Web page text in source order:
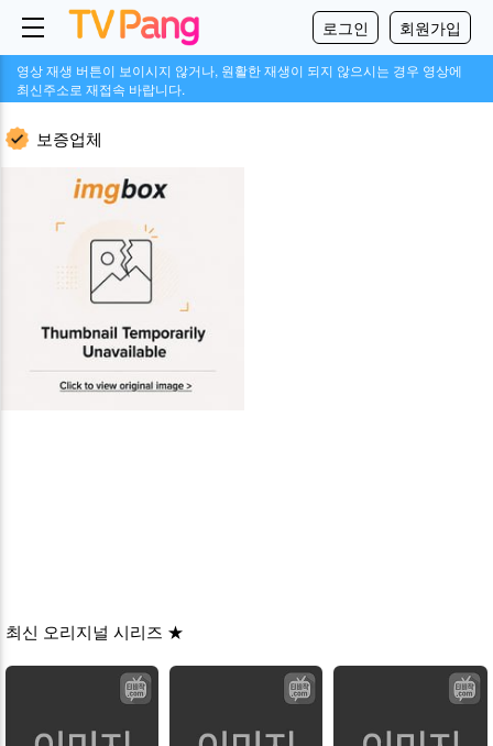
로그인 회원가입
영상 재생 버튼이 보이시지 않거나, 원활한 재생이 되지 않으시는 경우 영상에
최신주소로 재접속 바랍니다.
보증업체
최신 오리지널 시리즈 ★